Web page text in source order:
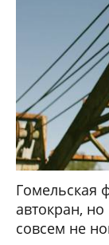
Гомельская
автокран,
совсем не